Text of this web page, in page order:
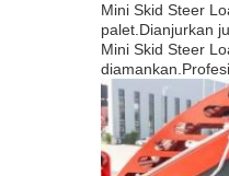
Mini Skid Steer
palet.Dianjurkan
Mini Skid Steer